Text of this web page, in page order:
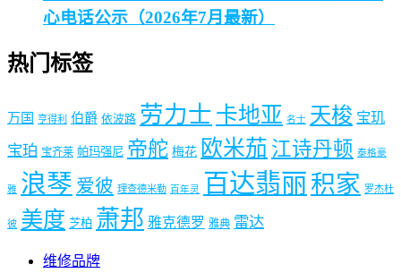
心电话公示（2026年7月最新）
热门标签
万国 亨得利 伯爵 依波路 劳力士 卡地亚 名士 天梭 宝玑
宝珀 宝齐莱 帕玛强尼 帝舵 梅花 欧米茄 江诗丹顿 泰格豪
雅 浪琴 爱彼 理查德米勒 百年灵 百达翡丽积家 罗杰杜
彼 美度 芝柏 萧邦 雅克德罗 雅典 雷达
维修品牌